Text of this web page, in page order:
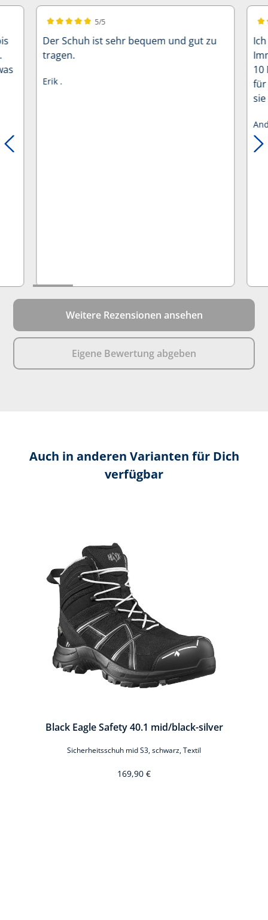
5/5
Der Schuh ist sehr bequem und gut zu
tragen.
Erik .
10
für
Weitere Rezensionen ansehen
Eigene Bewertung abgeben
Auch in anderen Varianten für Dich
verfügbar
Black Eagle Safety 40.1 mid/black-silver
Sicherheitsschuh mid S3, schwarz, Textil
169,90 €